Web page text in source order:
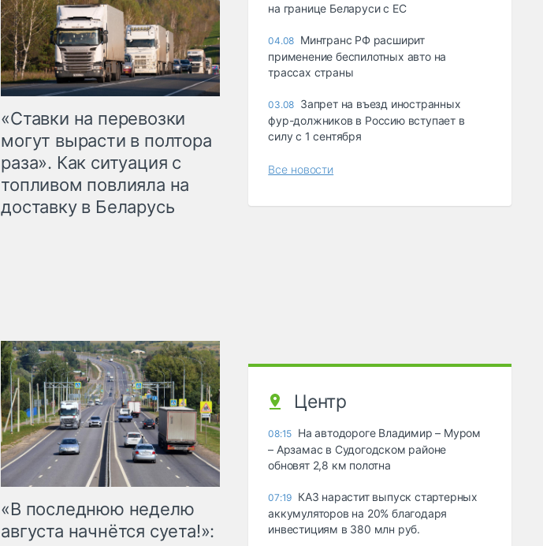
«Ставки на перевозки
могут вырасти в полтора
раза». Как ситуация с
топливом повлияла на
доставку в Беларусь
«В последнюю неделю
августа начнётся суета!»:
на границе Беларуси с ЕС
04.08 Минтранс РФ расширит
применение беспилотных авто на
трассах страны
03.08 Запрет на въезд иностранных
фур-должников в Россию вступает в
силу с 1 сентября
Все новости
Центр
08:15 На автодороге Владимир – Муром
– Арзамас в Судогодском районе
обновят 2,8 км полотна
07:19 КАЗ нарастит выпуск стартерных
аккумуляторов на 20% благодаря
инвестициям в 380 млн руб.